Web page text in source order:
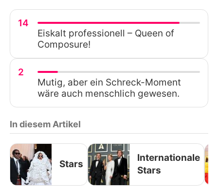
14
Eiskalt professionell – Queen of
Composure!
2
Mutig, aber ein Schreck-Moment
wäre auch menschlich gewesen.
In diesem Artikel
Stars
Internationale
Stars